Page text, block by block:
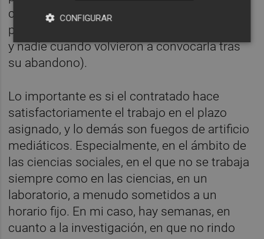
concretas (precisamente por eso se
presentó sólo Errejón cuando ganó la plaza,
y nadie cuando volvieron a convocarla tras
su abandono).
Lo importante es si el contratado hace
satisfactoriamente el trabajo en el plazo
asignado, y lo demás son fuegos de artificio
mediáticos. Especialmente, en el ámbito de
las ciencias sociales, en el que no se trabaja
siempre como en las ciencias, en un
laboratorio, a menudo sometidos a un
horario fijo. En mi caso, hay semanas, en
cuanto a la investigación, en que no rindo
CONFIGURAR